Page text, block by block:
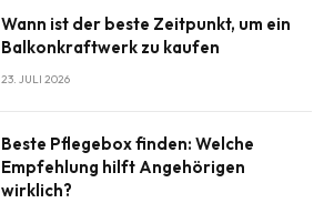
Wann ist der beste Zeitpunkt, um ein
Balkonkraftwerk zu kaufen
23. JULI 2026
Beste Pflegebox finden: Welche
Empfehlung hilft Angehörigen
wirklich?